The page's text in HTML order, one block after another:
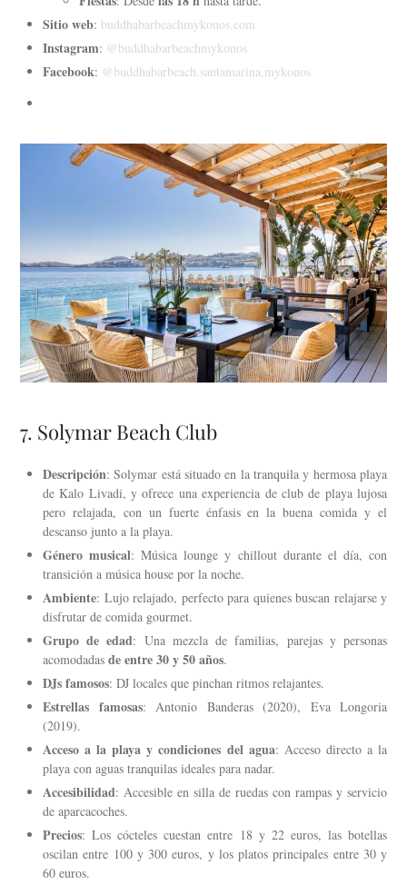
Sitio web: buddhabarbeachmykonos.com
Instagram: @buddhabarbeachmykonos
Facebook: @buddhabarbeach.santamarina.mykonos
7. Solymar Beach Club
Descripción: Solymar está situado en la tranquila y hermosa playa
de Kalo Livadi, y ofrece una experiencia de club de playa lujosa
pero relajada, con un fuerte énfasis en la buena comida y el
descanso junto a la playa.
Género musical: Música lounge y chillout durante el día, con
transición a música house por la noche.
Ambiente: Lujo relajado, perfecto para quienes buscan relajarse y
disfrutar de comida gourmet.
Grupo de edad: Una mezcla de familias, parejas y personas
acomodadas de entre 30 y 50 años.
DJs famosos: DJ locales que pinchan ritmos relajantes.
Estrellas famosas: Antonio Banderas (2020), Eva Longoria
(2019).
Acceso a la playa y condiciones del agua: Acceso directo a la
playa con aguas tranquilas ideales para nadar.
Accesibilidad: Accesible en silla de ruedas con rampas y servicio
de aparcacoches.
Precios: Los cócteles cuestan entre 18 y 22 euros, las botellas
oscilan entre 100 y 300 euros, y los platos principales entre 30 y
60 euros.